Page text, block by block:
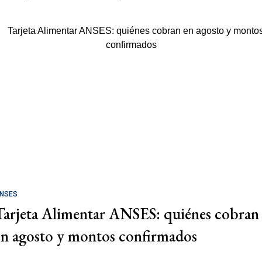
Alimentar ANSES: quiénes cobran
agosto y montos confirmados